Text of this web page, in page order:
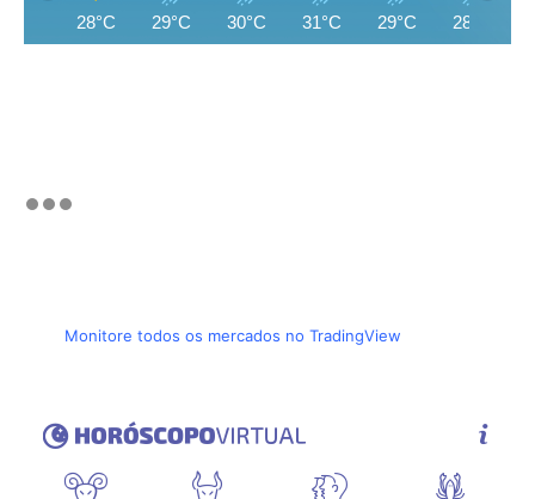
28°C 29°C 30°C 31°C 29°C 28°C
Monitore todos os mercados no TradingView